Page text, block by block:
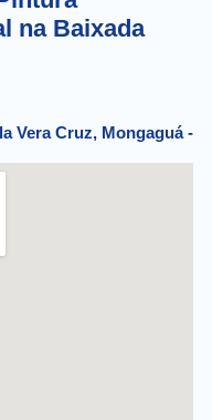
na Baixada
Vera Cruz, Mongaguá -